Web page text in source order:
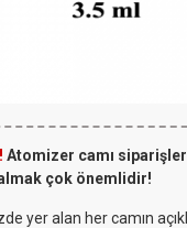
Atomizer camı
çok önemlidir!
yer alan her camın